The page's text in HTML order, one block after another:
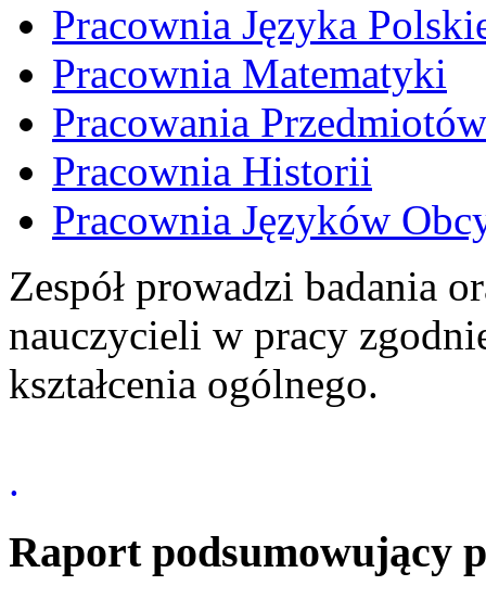
Pracownia Języka
Pracownia Matematyki
Pracowania
Pracownia Historii
Pracownia Języków
Zespół prowadzi badania
nauczycieli w pracy
kształcenia ogólnego.
.
Raport podsumowujący